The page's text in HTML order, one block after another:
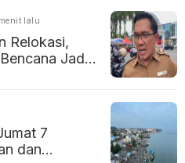
lalu
Relokasi,
Jadi
7
dan